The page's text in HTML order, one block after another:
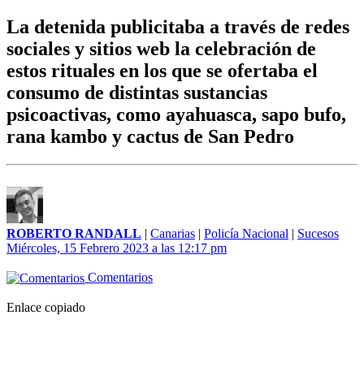
La detenida publicitaba a través de redes
sociales y sitios web la celebración de
estos rituales en los que se ofertaba el
consumo de distintas sustancias
psicoactivas, como ayahuasca, sapo bufo,
rana kambo y cactus de San Pedro
ROBERTO RANDALL | Canarias | Policía Nacional | Sucesos
Miércoles, 15 Febrero 2023 a las 12:17 pm
Comentarios
Enlace copiado